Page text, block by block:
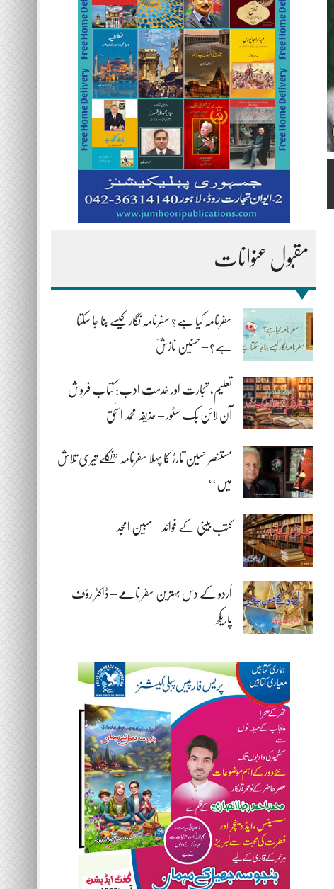
مقبول عنوانات
سفرنامہ کیا ہے؟ سفرنامہ نگار کیسے بنا جا سکتا
ہے؟ – حسنین نازشؔ
تعلیم، تجارت اور خدمتِ ادب: کتاب فروش
آن لائن بُک سٹور – حذیفہ محمد اسحٰق
مستنصر حسین تارڑ کا پہلا سفرنامہ ”نکلے تیری تلاش
میں‘‘
کتب بینی کے فوائد – مبین امجد
اُردو کے دس بہترین سفر نامے – ڈاکٹر رؤف
پاریکھ